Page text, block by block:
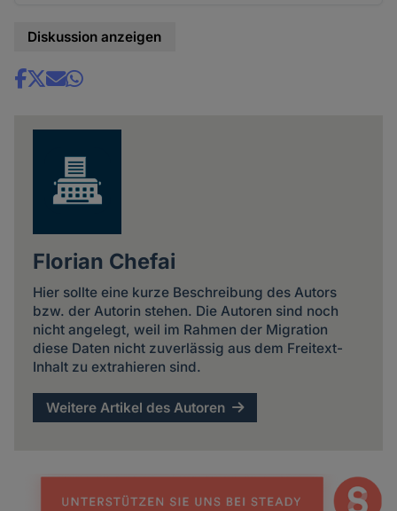
Diskussion anzeigen
Share
Florian Chefai
Hier sollte eine kurze Beschreibung des Autors
bzw. der Autorin stehen. Die Autoren sind noch
nicht angelegt, weil im Rahmen der Migration
diese Daten nicht zuverlässig aus dem Freitext-
Inhalt zu extrahieren sind.
Weitere Artikel des Autoren